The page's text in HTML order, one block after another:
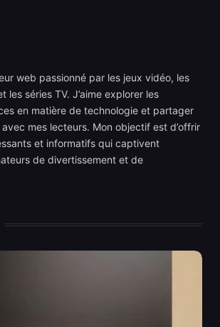
web passionné par les jeux vidéo, les
les séries TV. J’aime explorer les
en matière de technologie et partager
mes lecteurs. Mon objectif est d’offrir
et informatifs qui captivent
de divertissement et de